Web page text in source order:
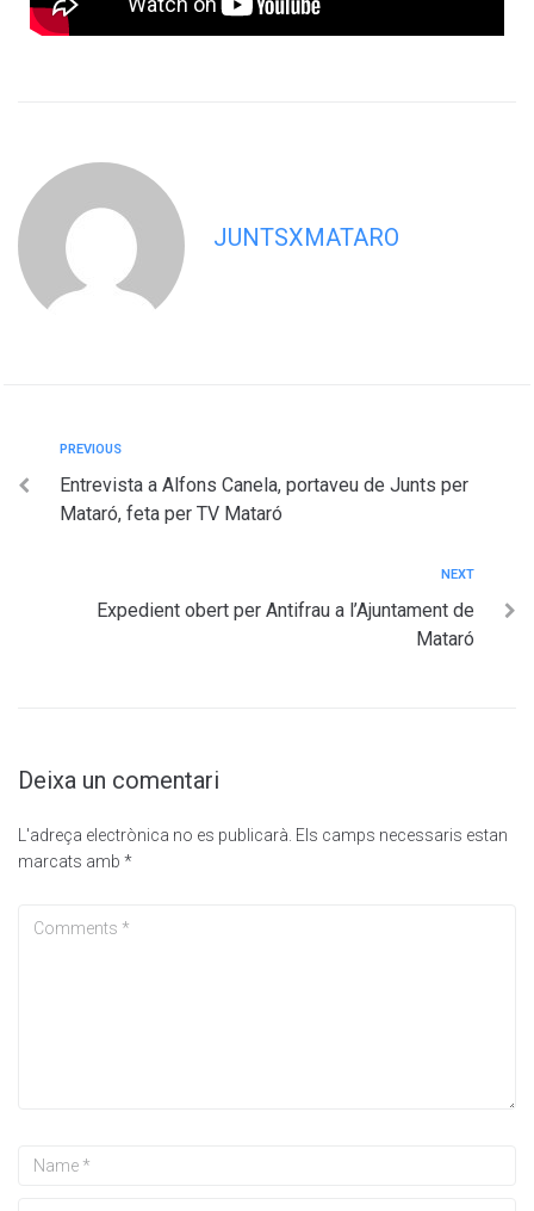
JUNTSXMATARO
PREVIOUS
Entrevista a Alfons Canela, portaveu de Junts per
Mataró, feta per TV Mataró
NEXT
Expedient obert per Antifrau a l’Ajuntament de
Mataró
Deixa un comentari
L'adreça electrònica no es publicarà. Els camps necessaris estan
marcats amb *